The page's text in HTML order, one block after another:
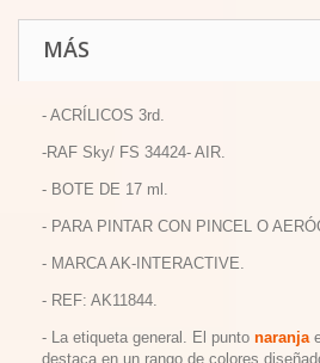
MÁS
- ACRÍLICOS 3rd.
-RAF Sky/ FS 34424- AIR.
- BOTE DE 17 ml.
- PARA PINTAR CON PINCEL O
- MARCA AK-INTERACTIVE.
- REF: AK11844.
- La etiqueta general. El punto naranja
destaca en un rango de colores